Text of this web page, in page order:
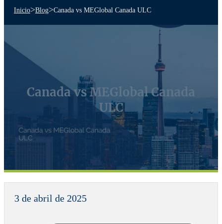
Inicio>Blog>Canada vs MEGlobal Canada ULC
Canada vs MEGlobal Canada
ULC
3 de abril de 2025